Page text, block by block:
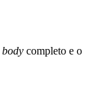
body completo e o